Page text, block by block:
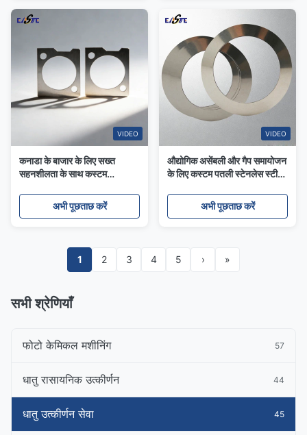
VIDEO
कनाडा के बाजार के लिए सख्त
सहनशीलता के साथ कस्टम
वॉशर और स्पेसर
अभी पूछताछ करें
VIDEO
औद्योगिक असेंबली और गैप समायोजन
के लिए कस्टम पतली स्टेनलेस स्टील
अभी पूछताछ करें
1 2 3 4 5 › »
सभी श्रेणियाँ
फोटो केमिकल मशीनिंग 57
धातु रासायनिक उत्कीर्णन 44
धातु उत्कीर्णन सेवा 45